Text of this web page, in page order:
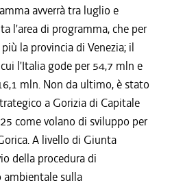
avverrà tra luglio e
l'area di programma, che per
la provincia di Venezia; il
l'Italia gode per 54,7 mln e
mln. Non da ultimo, è stato
a Gorizia di Capitale
come volano di sviluppo per
A livello di Giunta
della procedura di
sulla